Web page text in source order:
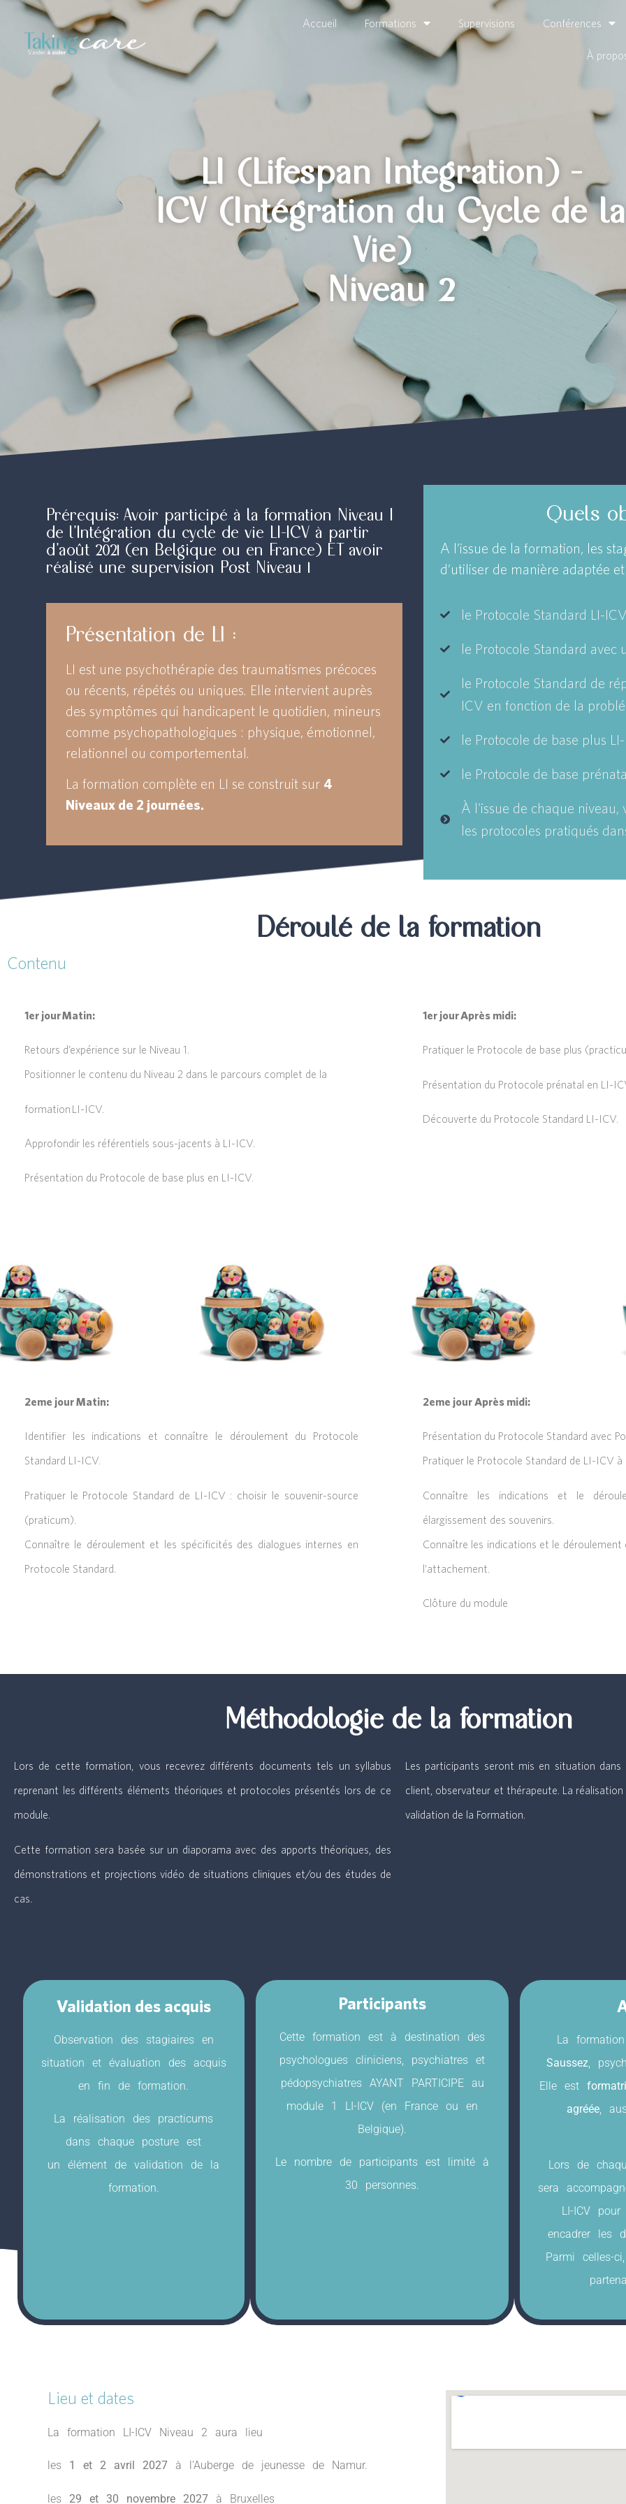
Accueil Formations Supervisions Conférences
À
LI (Lifespan Integration) -
ICV (Intégration du Cycle de la
Vie)
Niveau 2
Prérequis: Avoir participé à la formation Niveau I
de l’Intégration du cycle de vie LI-ICV à partir
d'août 2021 (en Belgique ou en France) ET avoir
réalisé une supervision Post Niveau 1
Présentation de LI :
LI est une psychothérapie des traumatismes précoces
ou récents, répétés ou uniques. Elle intervient auprès
des symptômes qui handicapent le quotidien, mineurs
comme psychopathologiques : physique, émotionnel,
relationnel ou comportemental.
La formation complète en LI se construit sur 4
Niveaux de 2 journées.
Quels
A l’issue de la formation, les
d’utiliser de manière adaptée
le Protocole Standard LI-ICV
le Protocole Standard avec
le Protocole Standard de
ICV en fonction de la
le Protocole de base plus
le Protocole de base
À l'issue de chaque niveau,
les protocoles pratiqués
Déroulé de la formation
Contenu
1er jour Matin:
Retours d’expérience sur le Niveau 1.
Positionner le contenu du Niveau 2 dans le parcours complet de la
formation LI-ICV.
Approfondir les référentiels sous-jacents à LI-ICV.
Présentation du Protocole de base plus en LI-ICV.
1er jour Après midi:
Pratiquer le Protocole de base plus
Présentation du Protocole prénatal en LI-
Découverte du Protocole Standard LI-ICV.
2eme jour Matin:
Identifier les indications et connaître le déroulement du Protocole
Standard LI-ICV.
Pratiquer le Protocole Standard de LI-ICV : choisir le souvenir-source
(praticum).
Connaître le déroulement et les spécificités des dialogues internes en
Protocole Standard.
2eme jour Après midi:
Présentation du Protocole Standard avec
Pratiquer le Protocole Standard de LI-ICV à
Connaître les indications et le
élargissement des souvenirs.
Connaître les indications et le
l’attachement.
Clôture du module
Méthodologie de la formation
Lors de cette formation, vous recevrez différents documents tels un syllabus
reprenant les différents éléments théoriques et protocoles présentés lors de ce
module.
Cette formation sera basée sur un diaporama avec des apports théoriques, des
démonstrations et projections vidéo de situations cliniques et/ou des études de
cas.
Les participants seront mis en situation
client, observateur et thérapeute. La
validation de la Formation.
Validation des acquis
Observation des stagiaires en
situation et évaluation des acquis
en fin de formation.
La réalisation des practicums
dans chaque posture est
un élément de validation de la
formation.
Participants
Cette formation est à destination des
psychologues cliniciens, psychiatres et
pédopsychiatres AYANT PARTICIPE au
module 1 LI-ICV (en France ou en
Belgique).
Le nombre de participants est limité à
30 personnes.
La
Saussez,
Elle est
agréée,
Lors de
sera
LI-ICV
encadrer les
Parmi celles-
Lieu et dates
La formation LI-ICV Niveau 2 aura lieu
les 1 et 2 avril 2027 à l’Auberge de jeunesse de Namur.
les 29 et 30 novembre 2027 à Bruxelles